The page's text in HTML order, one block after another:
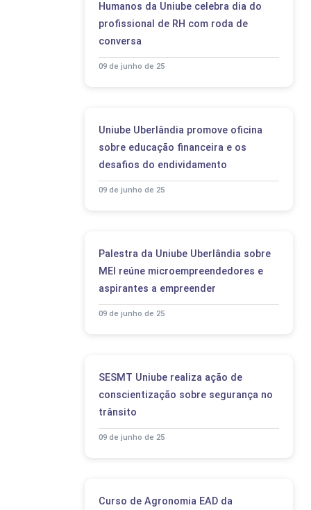
Humanos da Uniube celebra dia do
profissional de RH com roda de
conversa
09 de junho de 25
Uniube Uberlândia promove oficina
sobre educação financeira e os
desafios do endividamento
09 de junho de 25
Palestra da Uniube Uberlândia sobre
MEI reúne microempreendedores e
aspirantes a empreender
09 de junho de 25
SESMT Uniube realiza ação de
conscientização sobre segurança no
trânsito
09 de junho de 25
Curso de Agronomia EAD da